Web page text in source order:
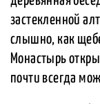
застекленной
слышно, как
Монастырь
почти всегда